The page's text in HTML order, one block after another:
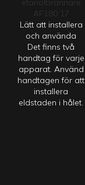
Lätt att installera
och använda
Det finns två
handtag för varje
apparat. Använd
handtagen för att
installera
eldstaden i hålet.